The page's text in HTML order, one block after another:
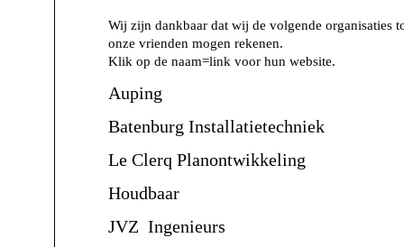
Wij zijn dankbaar dat wij de volgende organisaties
onze vrienden mogen rekenen.
Klik op de naam=link voor hun website.
Auping
Batenburg Installatietechniek
Le Clerq Planontwikkeling
Houdbaar
JVZ Ingenieurs